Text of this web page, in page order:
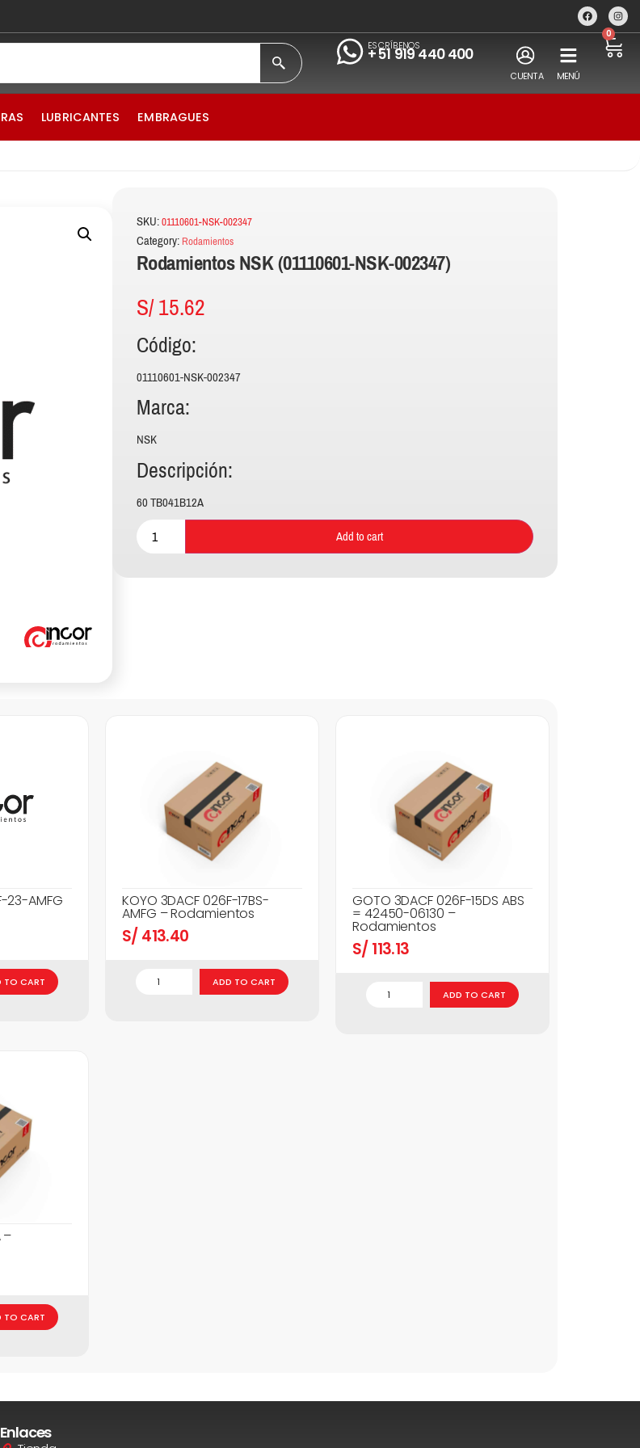
ESCRÍBENOS
+51 919 440 400
CUENTA MENÚ
0
LUBRICANTES EMBRAGUES
SKU:01110601-NSK-002347
Category: Rodamientos
Rodamientos NSK (01110601-NSK-002347)
S/15.62
Código:
01110601-NSK-002347
Marca:
NSK
Descripción:
60 TB041B12A
Add to cart
23-AMFG
TO CART
KOYO 3DACF 026F-17BS-
AMFG – Rodamientos
S/ 413.40
ADD TO CART
GOTO 3DACF 026F-15DS ABS
= 42450-06130 –
Rodamientos
S/ 113.13
ADD TO CART
–
TO CART
Enlaces